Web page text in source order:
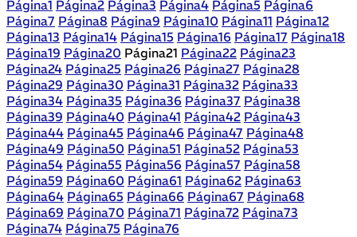
Página1 Página2 Página3 Página4 Página5 Página6
Página7 Página8 Página9 Página10 Página11 Página12
Página13 Página14 Página15 Página16 Página17 Página18
Página19 Página20 Página21 Página22 Página23
Página24 Página25 Página26 Página27 Página28
Página29 Página30 Página31 Página32 Página33
Página34 Página35 Página36 Página37 Página38
Página39 Página40 Página41 Página42 Página43
Página44 Página45 Página46 Página47 Página48
Página49 Página50 Página51 Página52 Página53
Página54 Página55 Página56 Página57 Página58
Página59 Página60 Página61 Página62 Página63
Página64 Página65 Página66 Página67 Página68
Página69 Página70 Página71 Página72 Página73
Página74 Página75 Página76